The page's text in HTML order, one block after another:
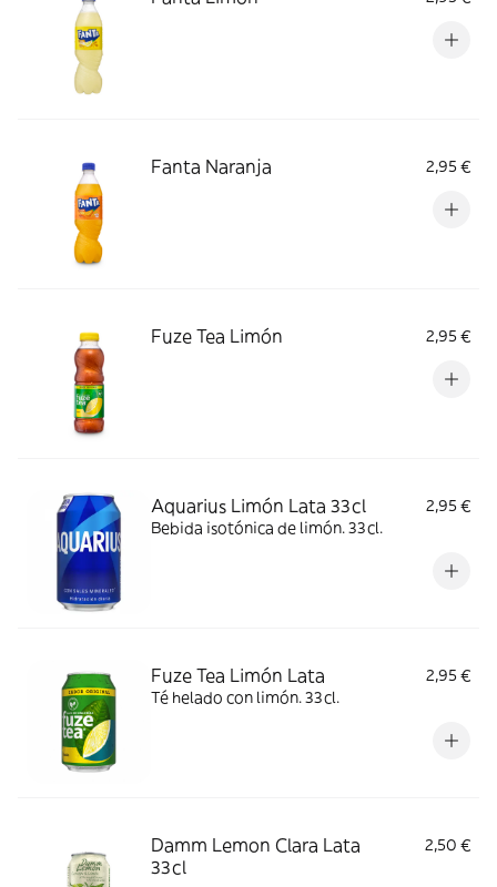
Fanta Naranja 2,95 €
Fuze Tea Limón 2,95 €
Aquarius Limón Lata 33cl
2,95 €
Bebida isotónica de limón. 33cl.
Fuze Tea Limón Lata
2,95 €
Té helado con limón. 33cl.
Damm Lemon Clara Lata
33cl
2,50 €